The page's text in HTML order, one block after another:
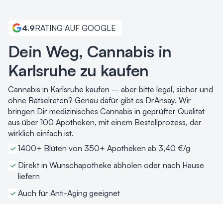
4.9RATING AUF GOOGLE
Dein Weg, Cannabis in
Karlsruhe zu kaufen
Cannabis in Karlsruhe kaufen – aber bitte legal, sicher und
ohne Rätselraten? Genau dafür gibt es DrAnsay. Wir
bringen Dir medizinisches Cannabis in geprüfter Qualität
aus über 100 Apotheken, mit einem Bestellprozess, der
wirklich einfach ist.
1400+ Blüten von 350+ Apotheken ab 3,40 €/g
Direkt in Wunschapotheke abholen oder nach Hause
liefern
Auch für Anti-Aging geeignet